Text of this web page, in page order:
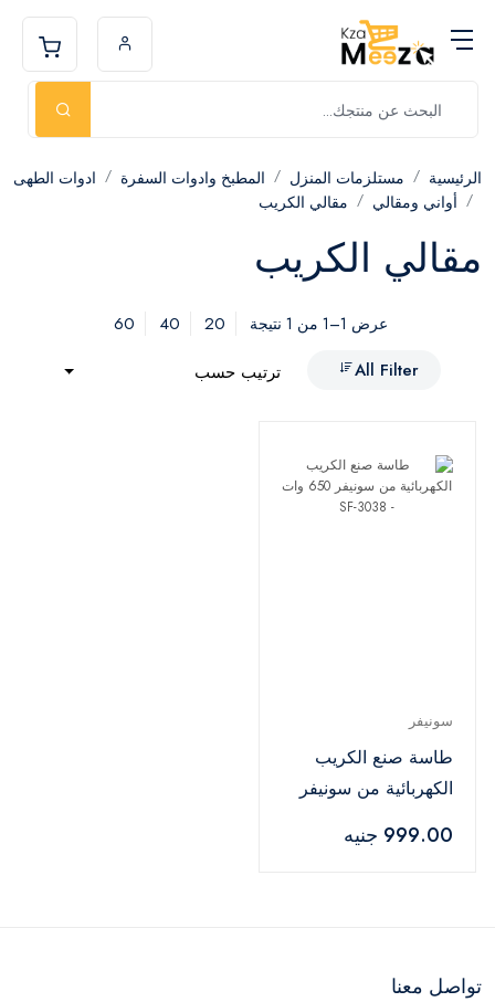
الرئيسية مستلزمات المنزل المطبخ وادوات السفرة
ادوات الطهى
أواني ومقالي
مقالي الكريب
مقالي الكريب
عرض 1–1 من 1 نتيجة 20
40
60
All Filter
ترتيب حسب
سونيفر
طاسة صنع الكريب
الكهربائية من سونيفر
999.00 جنيه
تواصل معنا